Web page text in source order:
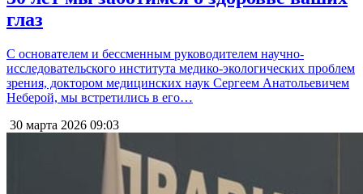
глаз
С основателем и бессменным руководителем научно-
исследовательского института медико-экологических проблем
зрения, доктором медицинских наук Сергеем Анатольевичем
Неберой, мы встретились в его…
30 марта 2026 09:03